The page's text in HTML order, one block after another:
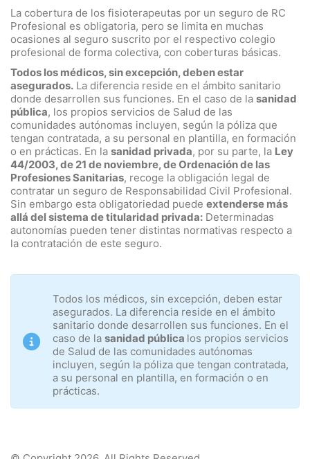
La cobertura de los fisioterapeutas por un seguro de RC
Profesional es obligatoria, pero se limita en muchas
ocasiones al seguro suscrito por el respectivo colegio
profesional de forma colectiva, con coberturas básicas.
Todos los médicos, sin excepción, deben estar
asegurados. La diferencia reside en el ámbito sanitario
donde desarrollen sus funciones. En el caso de la sanidad
pública, los propios servicios de Salud de las
comunidades autónomas incluyen, según la póliza que
tengan contratada, a su personal en plantilla, en formación
o en prácticas. En la sanidad privada, por su parte, la Ley
44/2003, de 21 de noviembre, de Ordenación de las
Profesiones Sanitarias, recoge la obligación legal de
contratar un seguro de Responsabilidad Civil Profesional.
Sin embargo esta obligatoriedad puede extenderse más
allá del sistema de titularidad privada: Determinadas
autonomías pueden tener distintas normativas respecto a
la contratación de este seguro.
Todos los médicos, sin excepción, deben estar
asegurados. La diferencia reside en el ámbito
sanitario donde desarrollen sus funciones. En el
caso de la sanidad pública los propios servicios
de Salud de las comunidades autónomas
incluyen, según la póliza que tengan contratada,
a su personal en plantilla, en formación o en
prácticas.